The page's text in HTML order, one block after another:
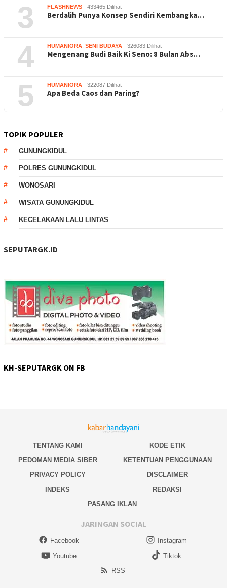
3 FLASHNEWS 433465 Dilihat
Berdalih Punya Konsep Sendiri Kembangka…
4 HUMANIORA SENI BUDAYA 326083 Dilihat
Mengenang Budi Baik Ki Seno: 8 Bulan Abs…
5 HUMANIORA 322087 Dilihat
Apa Beda Caos dan Paring?
TOPIK POPULER
GUNUNGKIDUL
POLRES GUNUNGKIDUL
WONOSARI
WISATA GUNUNGKIDUL
KECELAKAAN LALU LINTAS
SEPUTARGK.ID
KH-SEPUTARGK ON FB
TENTANG KAMI
KODE ETIK
PEDOMAN MEDIA SIBER
KETENTUAN PENGGUNAAN
PRIVACY POLICY
DISCLAIMER
INDEKS
REDAKSI
PASANG IKLAN
JARINGAN SOCIAL
Facebook
Instagram
Youtube
Tiktok
RSS